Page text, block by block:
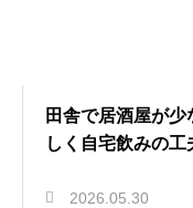
田舎で居酒屋が
しく自宅飲みの工
2026.05.30